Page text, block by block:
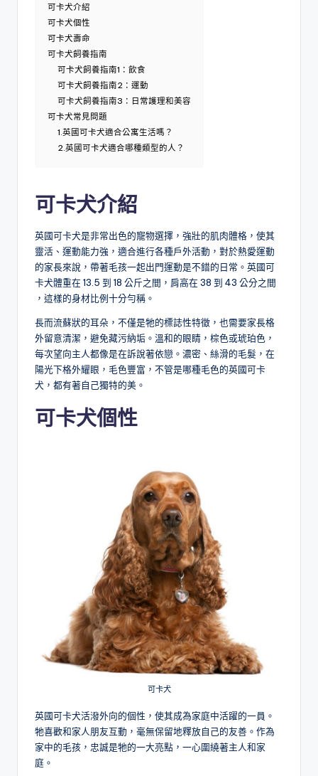
可卡犬介紹
可卡犬個性
可卡犬壽命
可卡犬飼養指南
可卡犬飼養指南1：飲食
可卡犬飼養指南2：運動
可卡犬飼養指南3：日常護理和美容
可卡犬常見問題
1.英國可卡犬適合公寓生活嗎？
2.英國可卡犬適合哪種類型的人？
可卡犬介紹
英國可卡犬是非常出色的寵物選擇，強壯的肌肉體格，使其
靈活、運動能力強，適合進行各種戶外活動，對於熱愛運動
的家長來說，帶著毛孩一起出門運動是不錯的日常。英國可
卡犬體重在 13.5 到 18 公斤之間，肩高在 38 到 43 公分之間
，這樣的身材比例十分勻稱。
長而流蘇狀的耳朵，不僅是牠的標誌性特徵，也需要家長格
外留意清潔，避免藏污納垢。溫和的眼睛，棕色或琥珀色，
每次望向主人都像是在訴說著依戀。濃密、絲滑的毛髮，在
陽光下格外耀眼，毛色豐富，不管是哪種毛色的英國可卡
犬，都有著自己獨特的美。
可卡犬個性
可卡犬
英國可卡犬活潑外向的個性，使其成為家庭中活躍的一員。
牠喜歡和家人朋友互動，毫無保留地釋放自己的友善。作為
家中的毛孩，忠誠是牠的一大亮點，一心圍繞著主人和家
庭。